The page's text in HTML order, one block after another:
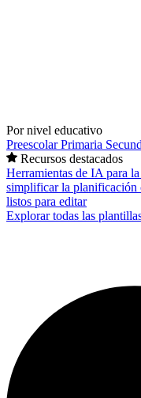
Por nivel educativo
PreescolarPrimaria
Recursos destacados
Herramientas de IA para
simplificar la planificación
listos para editar
Explorar todas las